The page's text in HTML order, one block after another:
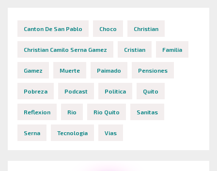
Canton De San Pablo Choco Christian
Christian Camilo Serna Gamez Cristian Familia
Gamez Muerte Paimado Pensiones
Pobreza Podcast Politica Quito
Reflexion Rio Rio Quito Sanitas
Serna Tecnologia Vias